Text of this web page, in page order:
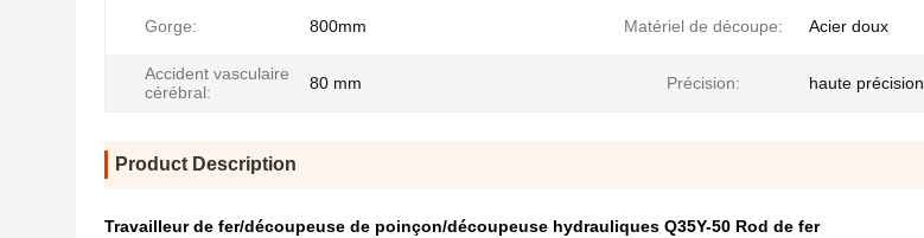
Gorge: 800mm Matériel de découpe: Acier doux
Accident vasculaire
cérébral:
80 mm Précision: haute précision
Product Description
Travailleur de fer/découpeuse de poinçon/découpeuse hydrauliques Q35Y-50 Rod de fer